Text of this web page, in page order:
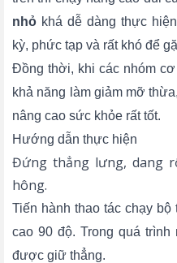
nhỏ khá dễ dàng thực
kỳ, phức tạp và rất khó để
Đồng thời, khi các nhóm
khả năng làm giảm mỡ
nâng cao sức khỏe rất tốt.
Hướng dẫn thực hiện
Đứng thẳng lưng, dang
hông.
Tiến hành thao tác chạy
cao 90 độ. Trong quá trình
được giữ thẳng.